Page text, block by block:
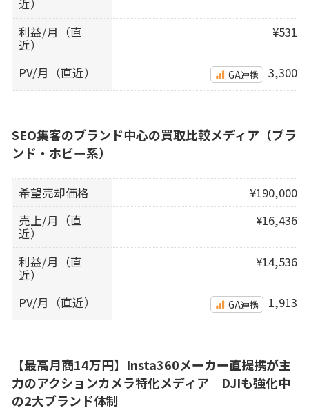
近）
利益/月（直
近）
¥531
PV/月（直近） GA連携 3,300
SEO集客のブランド中心の買取比較メディア（ブラ
ンド・ホビー系）
希望売却価格
¥190,000
売上/月（直
近）
¥16,436
利益/月（直
近）
¥14,536
PV/月（直近） GA連携 1,913
【最高月商14万円】Insta360メーカー直提携が主
力のアクションカメラ特化メディア｜DJIも強化中
の2大ブランド体制